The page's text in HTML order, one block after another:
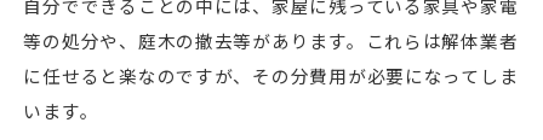
自分でできることの中には、家屋に残っている家具や家電
等の処分や、庭木の撤去等があります。これらは解体業者
に任せると楽なのですが、その分費用が必要になってしま
います。